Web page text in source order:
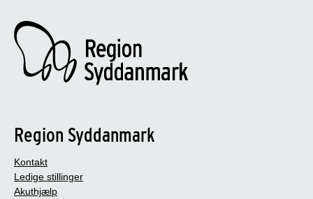
Region Syddanmark
Kontakt
Ledige stillinger
Akuthjælp